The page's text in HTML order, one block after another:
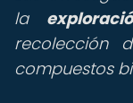
la
recolección
compuestos